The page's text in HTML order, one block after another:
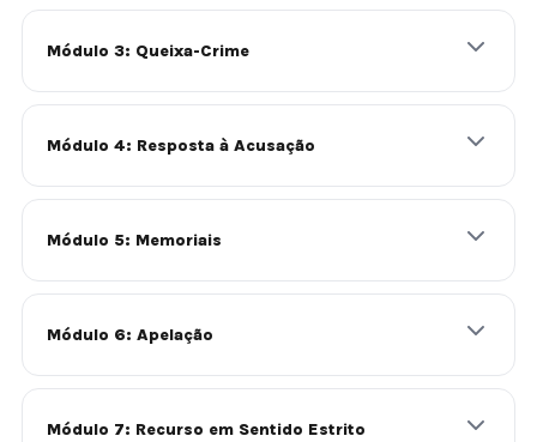
Módulo 3: Queixa-Crime
Módulo 4: Resposta à Acusação
Módulo 5: Memoriais
Módulo 6: Apelação
Módulo 7: Recurso em Sentido Estrito